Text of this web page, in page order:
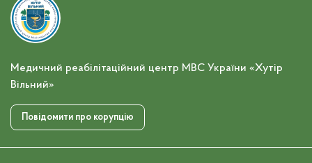
Медичний реабілітаційний центр МВС України «Хутір
Вільний»
Повідомити про корупцію